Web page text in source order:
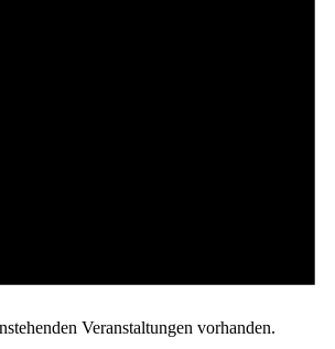
Veranstaltungen vorhanden.